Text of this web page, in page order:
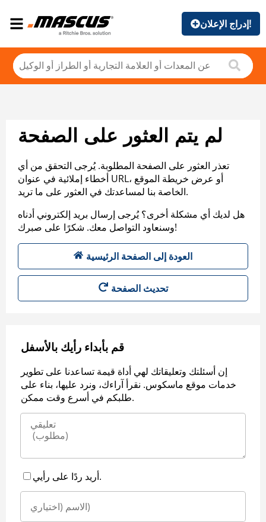
إدراج الإعلان!
لم يتم العثور على الصفحة
تعذر العثور على الصفحة المطلوبة. يُرجى التحقق من أي
أخطاء إملائية في عنوان URL، أو عرض خريطة الموقع
الخاصة بنا لمساعدتك في العثور على ما تريد.
هل لديك أي مشكلة أخرى؟ يُرجى إرسال بريد إلكتروني أدناه
وسنعاود التواصل معك. شكرًا على صبرك!
العودة إلى الصفحة الرئيسية
تحديث الصفحة
قم بأبداء رأيك بالأسفل
إن أسئلتك وتعليقاتك لهي أداة قيمة تساعدنا على تطوير
خدمات موقع ماسكوس. نقرأ آراءك، ونرد عليها، بناء على
طلبكم في أسرع وقت ممكن.
أريد ردًا على رأيي.